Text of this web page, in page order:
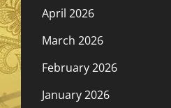
April 2026
March 2026
February 2026
January 2026